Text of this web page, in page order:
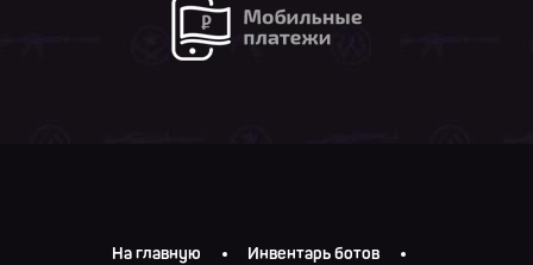
На главную
Инвентарь ботов